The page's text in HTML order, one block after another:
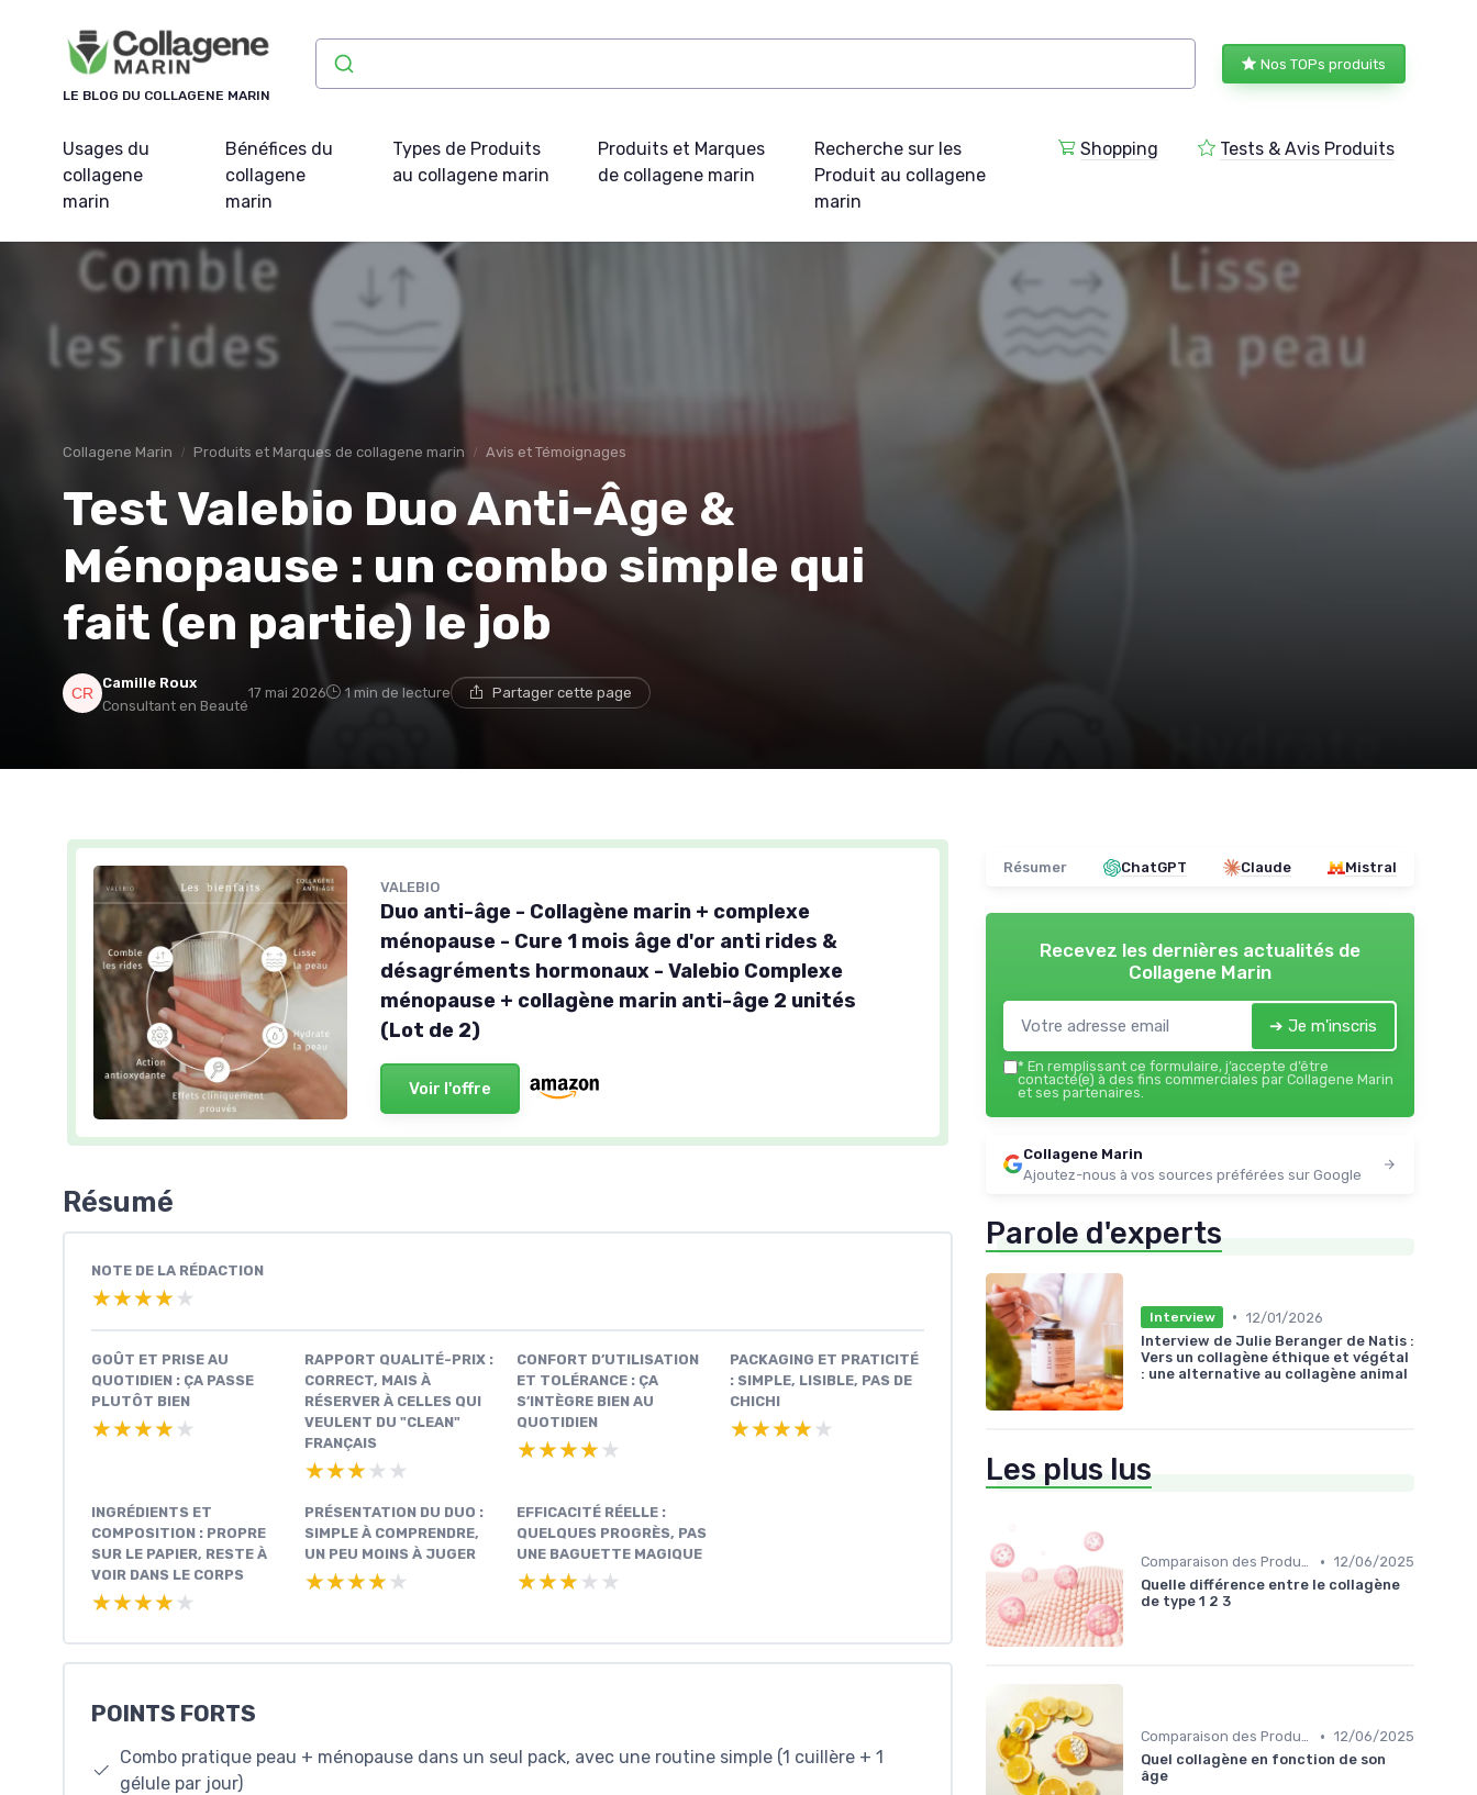
LE BLOG DU COLLAGENE MARIN
Nos TOPs produits
Usages du
collagene
marin
Bénéfices du
collagene
marin
Types de Produits
au collagene marin
Produits et Marques
de collagene marin
Recherche sur les
Produit au collagene
marin
Shopping Tests & Avis Produits
Collagene Marin Produits et Marques de collagene marin Avis et Témoignages
Test Valebio Duo Anti-Âge &
Ménopause : un combo simple qui
fait (en partie) le job
Camille Roux
Consultant en Beauté
17 mai 2026 1 min de lecture Partager cette page
VALEBIO
Duo anti-âge - Collagène marin + complexe
ménopause - Cure 1 mois âge d'or anti rides &
désagréments hormonaux - Valebio Complexe
ménopause + collagène marin anti-âge 2 unités
(Lot de 2)
Voir l'offre
Résumé
NOTE DE LA RÉDACTION
★★★★★
★★★★★
GOÛT ET PRISE AU
QUOTIDIEN : ÇA PASSE
PLUTÔT BIEN
★★★★★
★★★★★
RAPPORT QUALITÉ-PRIX :
CORRECT, MAIS À
RÉSERVER À CELLES QUI
VEULENT DU "CLEAN"
FRANÇAIS
★★★★★
★★★★★
CONFORT D’UTILISATION
ET TOLÉRANCE : ÇA
S’INTÈGRE BIEN AU
QUOTIDIEN
★★★★★
★★★★★
PACKAGING ET PRATICITÉ
: SIMPLE, LISIBLE, PAS DE
CHICHI
★★★★★
★★★★★
INGRÉDIENTS ET
COMPOSITION : PROPRE
SUR LE PAPIER, RESTE À
VOIR DANS LE CORPS
★★★★★
★★★★★
PRÉSENTATION DU DUO :
SIMPLE À COMPRENDRE,
UN PEU MOINS À JUGER
★★★★★
★★★★★
EFFICACITÉ RÉELLE :
QUELQUES PROGRÈS, PAS
UNE BAGUETTE MAGIQUE
★★★★★
★★★★★
POINTS FORTS
Combo pratique peau + ménopause dans un seul pack, avec une routine simple (1 cuillère + 1
gélule par jour)
Résumer ChatGPT Claude Mistral
Recevez les dernières actualités de
Collagene Marin
➔ Je m'inscris
* En remplissant ce formulaire, j’accepte d’être
contacté(e) à des fins commerciales par Collagene Marin
et ses partenaires.
Collagene Marin
Ajoutez-nous à vos sources préférées sur Google
Parole d'experts
Interview • 12/01/2026
Interview de Julie Beranger de Natis :
Vers un collagène éthique et végétal
: une alternative au collagène animal
Les plus lus
Comparaison des Produits • 12/06/2025
Quelle différence entre le collagène
de type 1 2 3
Comparaison des Produits • 12/06/2025
Quel collagène en fonction de son
âge